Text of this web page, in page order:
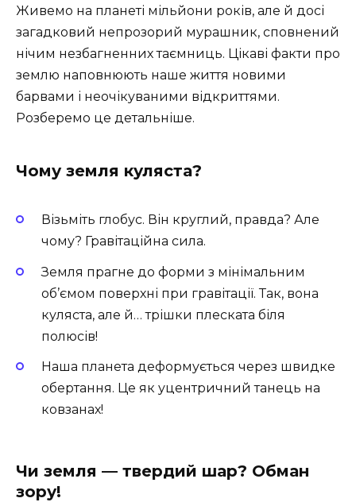
Живемо на планеті мільйони років, але й досі
загадковий непрозорий мурашник, сповнений
нічим незбагненних таємниць. Цікаві факти про
землю наповнюють наше життя новими
барвами і неочікуваними відкриттями.
Розберемо це детальніше.
Чому земля куляста?
Візьміть глобус. Він круглий, правда? Але
чому? Гравітаційна сила.
Земля прагне до форми з мінімальним
об’ємом поверхні при гравітації. Так, вона
куляста, але й… трішки плеската біля
полюсів!
Наша планета деформується через швидке
обертання. Це як уцентричний танець на
ковзанах!
Чи земля — твердий шар? Обман
зору!